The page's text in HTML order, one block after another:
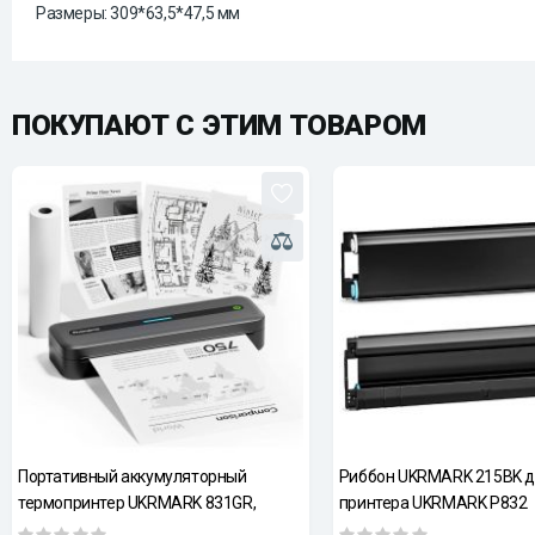
Размеры: 309*63,5*47,5 мм
ПОКУПАЮТ С ЭТИМ ТОВАРОМ
Портативный аккумуляторный
термопринтер UKRMARK 831GR,
термобумага А4, 300dpi,
Риббон UKRMARK 215BK
принтера UKRMARK P832